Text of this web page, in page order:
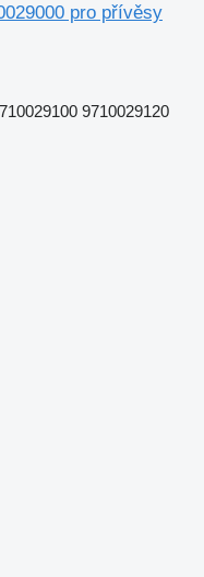
pro přívěsy
9710029120